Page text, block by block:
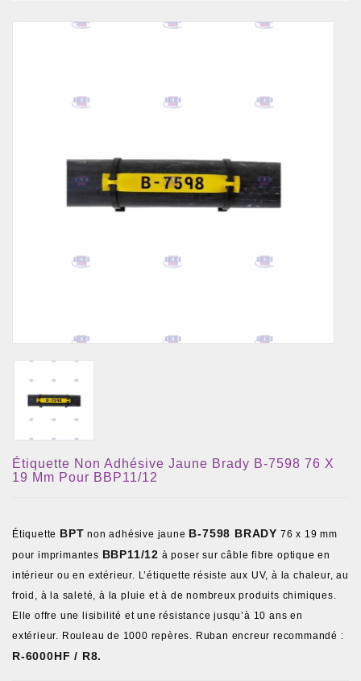
Étiquette Non Adhésive Jaune Brady B-7598 76 X
19 Mm Pour BBP11/12
Étiquette BPT non adhésive jaune B-7598 BRADY 76 x 19 mm
pour imprimantes BBP11/12 à poser sur câble fibre optique en
intérieur ou en extérieur. L’étiquette résiste aux UV, à la chaleur, au
froid, à la saleté, à la pluie et à de nombreux produits chimiques.
Elle offre une lisibilité et une résistance jusqu’à 10 ans en
extérieur. Rouleau de 1000 repères. Ruban encreur recommandé :
R-6000HF / R8.